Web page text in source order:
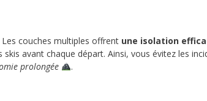
couches multiples offrent une isolation
avant chaque départ. Ainsi, vous évitez les
prolongée .